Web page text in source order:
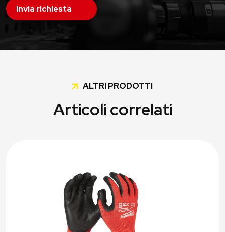
Invia richiesta
ALTRI PRODOTTI
Articoli correlati